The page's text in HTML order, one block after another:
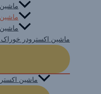
ماشین اکسترودر خوراک
ماشین